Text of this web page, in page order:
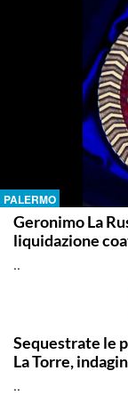
PALERMO
Geronimo La
liquidazione
..
Sequestrate le
La Torre,
..